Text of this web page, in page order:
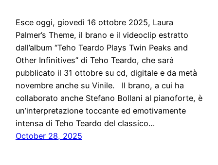
Esce oggi, giovedì 16 ottobre 2025, Laura
Palmer’s Theme, il brano e il videoclip estratto
dall’album “Teho Teardo Plays Twin Peaks and
Other Infinitives” di Teho Teardo, che sarà
pubblicato il 31 ottobre su cd, digitale e da metà
novembre anche su Vinile. Il brano, a cui ha
collaborato anche Stefano Bollani al pianoforte, è
un’interpretazione toccante ed emotivamente
intensa di Teho Teardo del classico…
October 28, 2025